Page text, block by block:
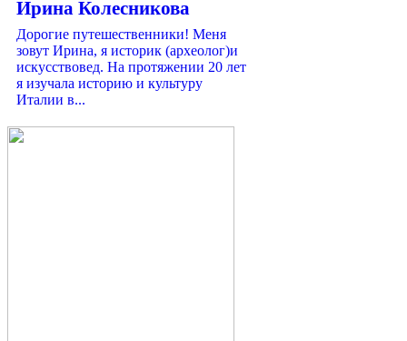
Ирина Колесникова
Дорогие путешественники! Меня
зовут Ирина, я историк (археолог)и
искусствовед. На протяжении 20 лет
я изучала историю и культуру
Италии в...